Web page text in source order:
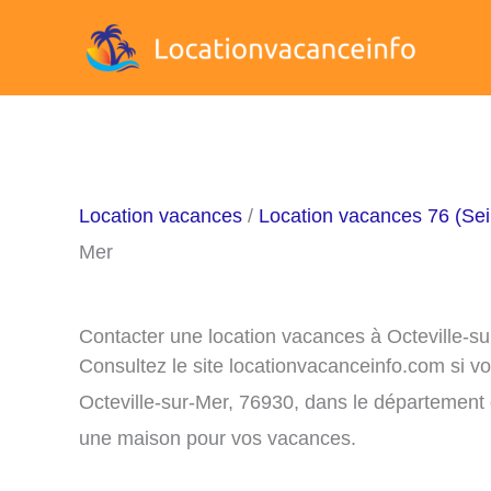
Location vacances / Location vacances 76
Mer
Contacter une location vacances à Octeville-
Consultez le site locationvacanceinfo.com si
Octeville-sur-Mer, 76930, dans le
une maison pour vos vacances.